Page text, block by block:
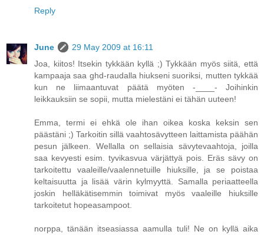
Reply
June
29 May 2009 at 16:11
Joa, kiitos! Itsekin tykkään kyllä ;) Tykkään myös siitä, että
kampaaja saa ghd-raudalla hiukseni suoriksi, mutten tykkää
kun ne liimaantuvat päätä myöten -____- Joihinkin
leikkauksiin se sopii, mutta mielestäni ei tähän uuteen!
Emma, termi ei ehkä ole ihan oikea koska keksin sen
päästäni ;) Tarkoitin sillä vaahtosävytteen laittamista päähän
pesun jälkeen. Wellalla on sellaisia sävytevaahtoja, joilla
saa kevyesti esim. tyvikasvua värjättyä pois. Eräs sävy on
tarkoitettu vaaleille/vaalennetuille hiuksille, ja se poistaa
keltaisuutta ja lisää värin kylmyyttä. Samalla periaatteella
joskin helläkätisemmin toimivat myös vaaleille hiuksille
tarkoitetut hopeasampoot.
norppa, tänään itseasiassa aamulla tuli! Ne on kyllä aika